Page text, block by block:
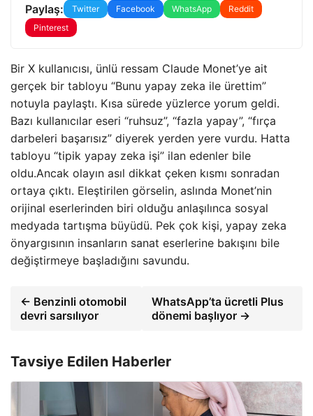
Paylaş: Twitter Facebook WhatsApp
Reddit
Pinterest
Bir X kullanıcısı, ünlü ressam Claude Monet’ye ait
gerçek bir tabloyu “Bunu yapay zeka ile ürettim”
notuyla paylaştı. Kısa sürede yüzlerce yorum geldi.
Bazı kullanıcılar eseri “ruhsuz”, “fazla yapay”, “fırça
darbeleri başarısız” diyerek yerden yere vurdu. Hatta
tabloyu “tipik yapay zeka işi” ilan edenler bile
oldu.Ancak olayın asıl dikkat çeken kısmı sonradan
ortaya çıktı. Eleştirilen görselin, aslında Monet’nin
orijinal eserlerinden biri olduğu anlaşılınca sosyal
medyada tartışma büyüdü. Pek çok kişi, yapay zeka
önyargısının insanların sanat eserlerine bakışını bile
değiştirmeye başladığını savundu.
← Benzinli otomobil
devri sarsılıyor
WhatsApp’ta ücretli Plus
dönemi başlıyor →
Tavsiye Edilen Haberler